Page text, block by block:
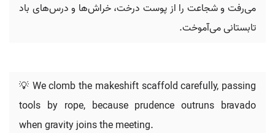
می‌رفت و شجاعت را از پوست درخت، خراش‌ها و درس‌های باد
تابستانی می‌آموخت.
💡 We clomb the makeshift scaffold carefully, passing
tools by rope, because prudence outruns bravado
when gravity joins the meeting.